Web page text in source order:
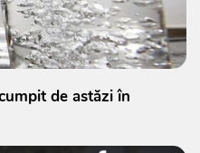
de astăzi în